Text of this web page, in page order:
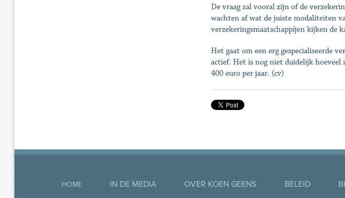
De vraag zal vooral zijn of de
wachten af wat de juiste modaliteiten
verzekeringsmaatschappijen kijken de
Het gaat om een erg gespecialiseerde
actief. Het is nog niet duidelijk
400 euro per jaar. (cv)
HOME IN DE MEDIA OVER KOEN GEENS BELEID